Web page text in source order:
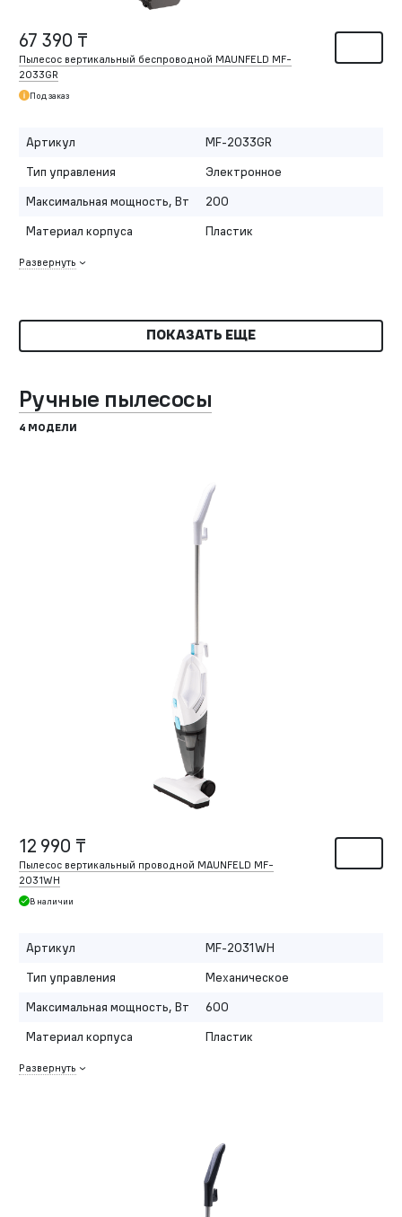
67 390 ₸
Пылесос вертикальный беспроводной MAUNFELD MF-
2033GR
Под заказ
Артикул
MF-2033GR
Тип управления
Электронное
Максимальная мощность, Вт
200
Материал корпуса
Пластик
Развернуть
ПОКАЗАТЬ ЕЩЕ
Ручные пылесосы
4 МОДЕЛИ
12 990 ₸
Пылесос вертикальный проводной MAUNFELD MF-
2031WH
В наличии
Артикул
MF-2031WH
Тип управления
Механическое
Максимальная мощность, Вт
600
Материал корпуса
Пластик
Развернуть